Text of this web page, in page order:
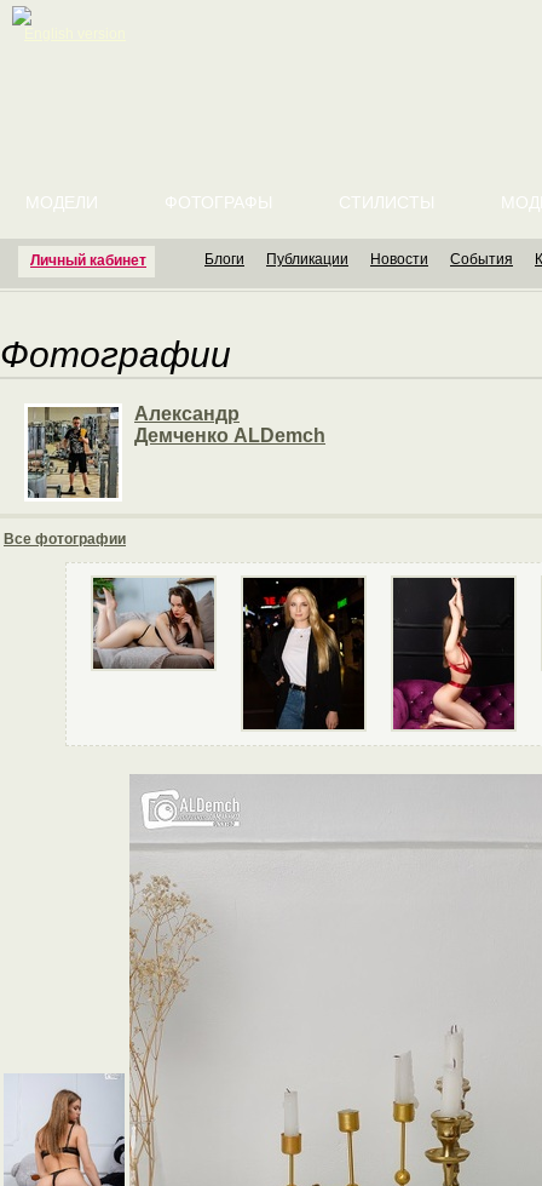
Личный кабинет
МОДЕЛИ ФОТОГРАФЫ СТИЛИСТЫ
Блоги Публикации Новости События
Фотографии
Александр
Демченко ALDemch
Все фотографии